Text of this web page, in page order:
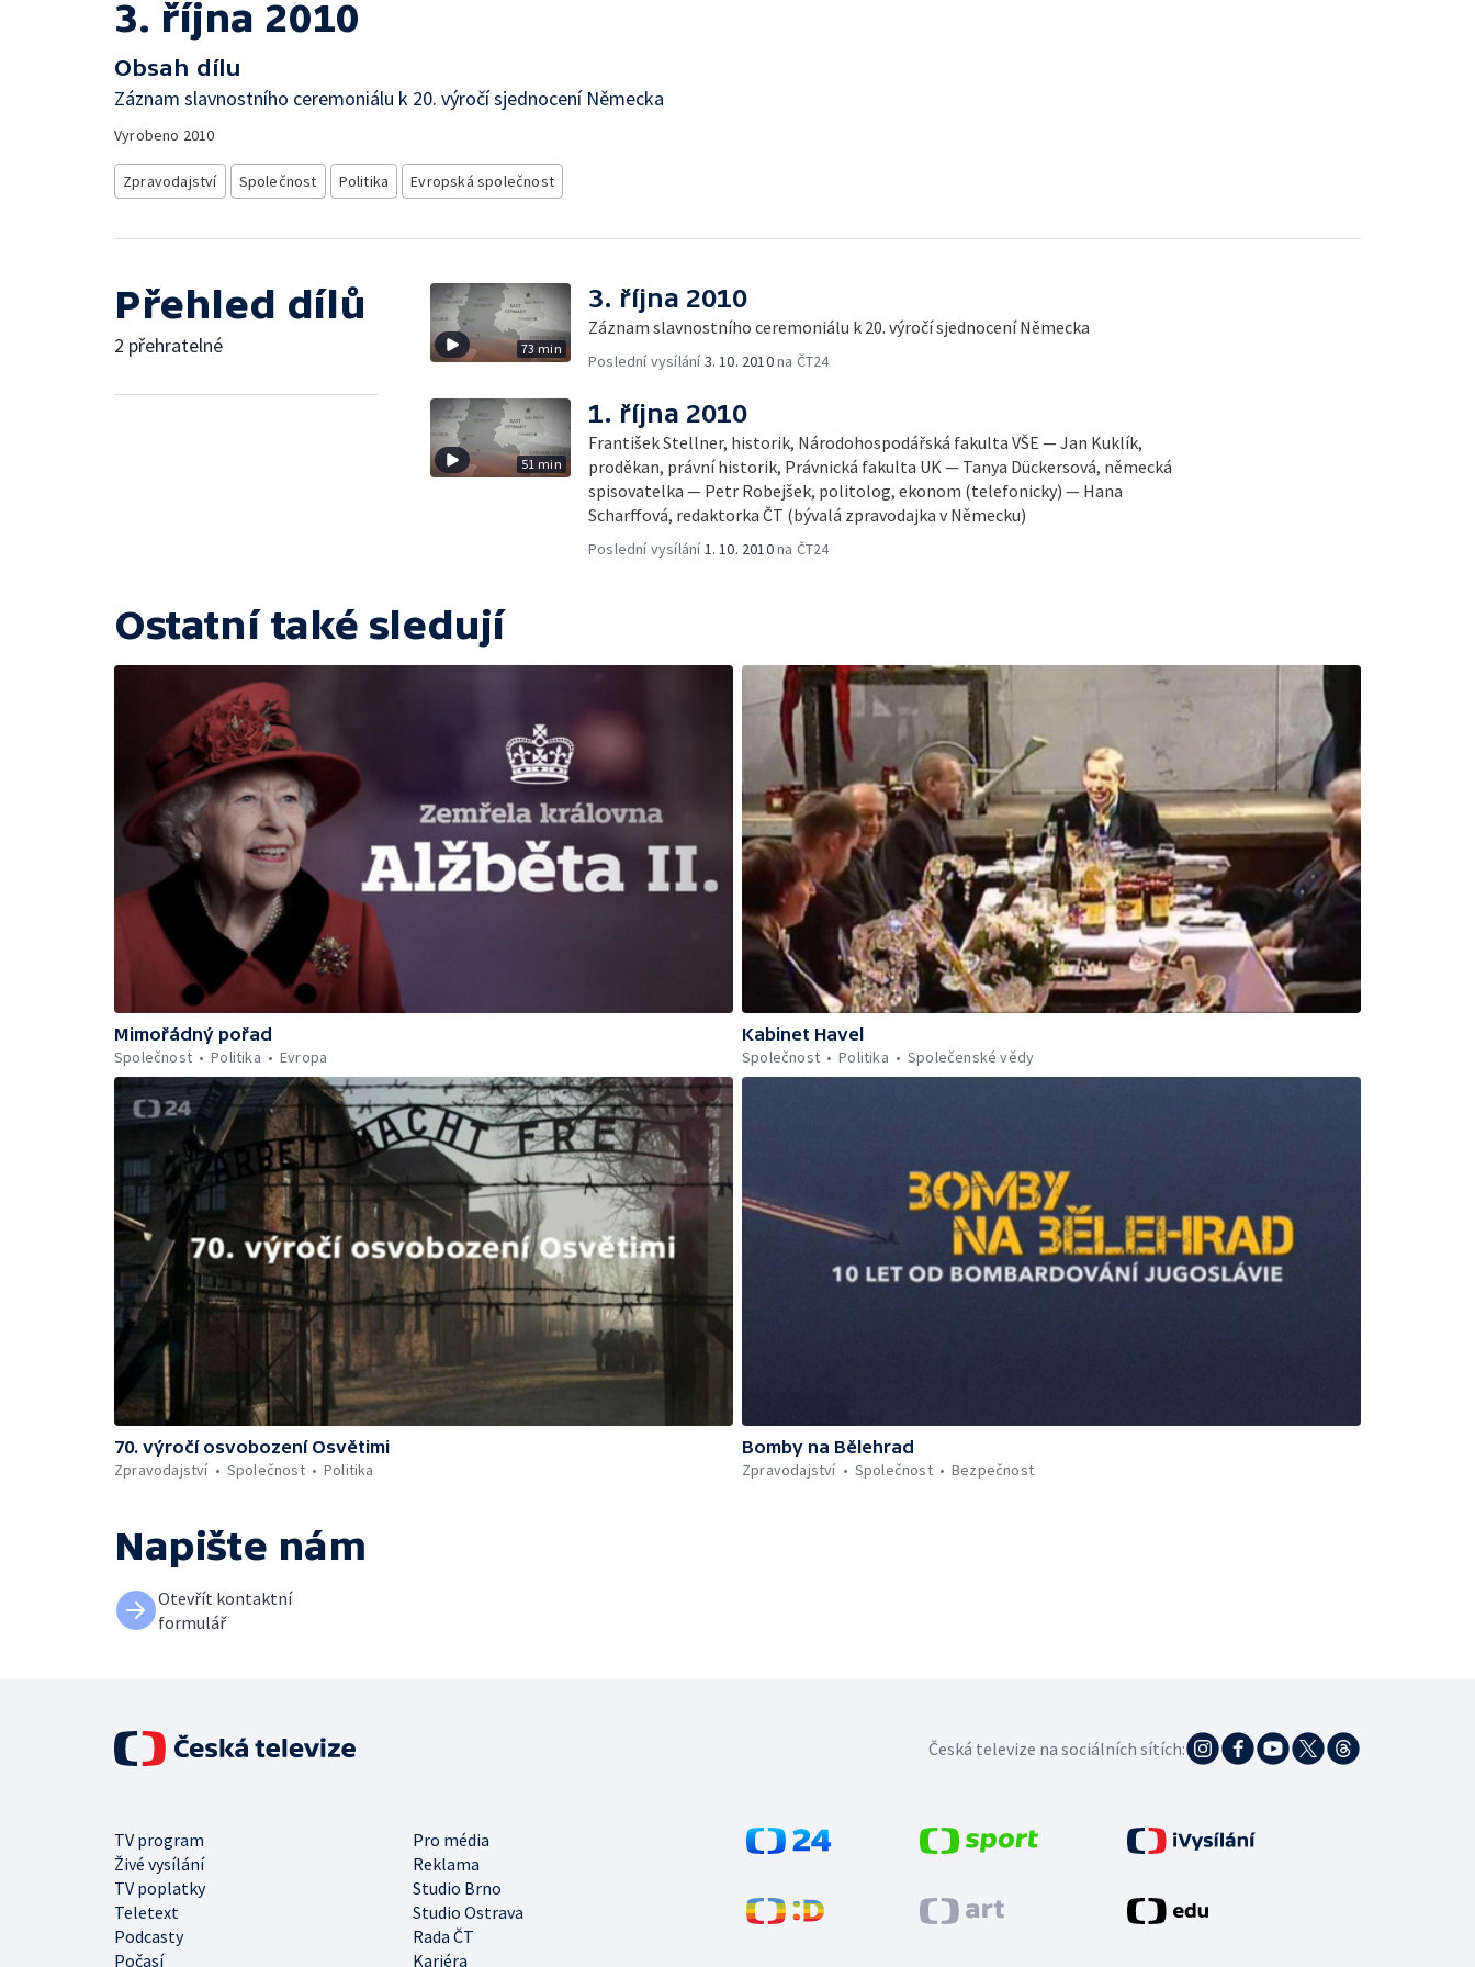
3. října 2010
Obsah dílu
Záznam slavnostního ceremoniálu k 20. výročí sjednocení Německa
Vyrobeno 2010
Zpravodajství Společnost Politika Evropská společnost
Přehled dílů
2 přehratelné 73 min
3. října 2010
Záznam slavnostního ceremoniálu k 20. výročí sjednocení Německa
Poslední vysílání3. 10. 2010na ČT24
51 min
1. října 2010
František Stellner, historik, Národohospodářská fakulta VŠE — Jan Kuklík,
proděkan, právní historik, Právnická fakulta UK — Tanya Dückersová, německá
spisovatelka — Petr Robejšek, politolog, ekonom (telefonicky) — Hana
Scharffová, redaktorka ČT (bývalá zpravodajka v Německu)
Poslední vysílání1. 10. 2010na ČT24
Ostatní také sledují
Mimořádný pořad
Společnost
Politika Evropa
Kabinet Havel
Společnost
Politika Společenské vědy
70. výročí osvobození Osvětimi
Zpravodajství
Společnost Politika
Bomby na Bělehrad
Zpravodajství
Společnost Bezpečnost
Napište nám
Otevřít kontaktní
formulář
TV program
Pro média
Živé vysílání
Reklama
TV poplatky
Studio Brno
Teletext
Studio Ostrava
Podcasty
Rada ČT
Počasí
Kariéra
Česká televize na sociálních sítích: